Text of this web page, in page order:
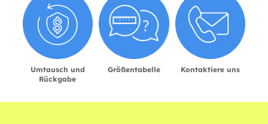
Umtausch und
Rückgabe
Größentabelle Kontaktiere uns